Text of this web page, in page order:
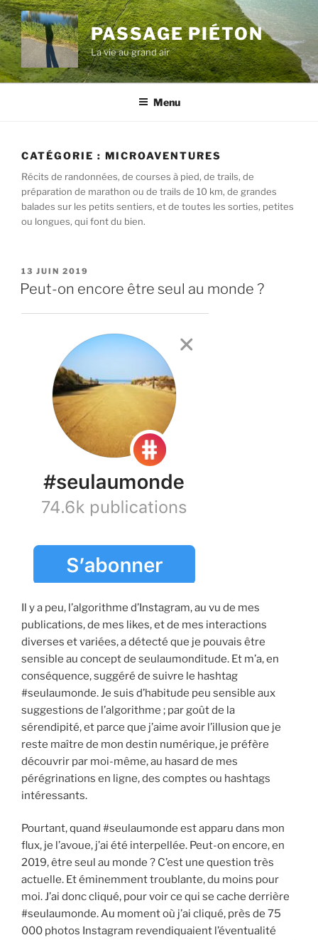
Aller
au
contenu
principal
PASSAGE PIÉTON
La vie au grand air
Menu
CATÉGORIE : MICROAVENTURES
Récits de randonnées, de courses à pied, de trails, de
préparation de marathon ou de trails de 10 km, de grandes
balades sur les petits sentiers, et de toutes les sorties, petites
ou longues, qui font du bien.
PUBLIÉ
LE
13 JUIN 2019
Peut-on encore être seul au monde ?
Il y a peu, l’algorithme d’Instagram, au vu de mes
publications, de mes likes, et de mes interactions
diverses et variées, a détecté que je pouvais être
sensible au concept de seulaumonditude. Et m’a, en
conséquence, suggéré de suivre le hashtag
#seulaumonde. Je suis d’habitude peu sensible aux
suggestions de l’algorithme ; par goût de la
sérendipité, et parce que j’aime avoir l’illusion que je
reste maître de mon destin numérique, je préfère
découvrir par moi-même, au hasard de mes
pérégrinations en ligne, des comptes ou hashtags
intéressants.
Pourtant, quand #seulaumonde est apparu dans mon
flux, je l’avoue, j’ai été interpellée. Peut-on encore, en
2019, être seul au monde ? C’est une question très
actuelle. Et éminemment troublante, du moins pour
moi. J’ai donc cliqué, pour voir ce qui se cache derrière
#seulaumonde. Au moment où j’ai cliqué, près de 75
000 photos Instagram revendiquaient l’éventualité